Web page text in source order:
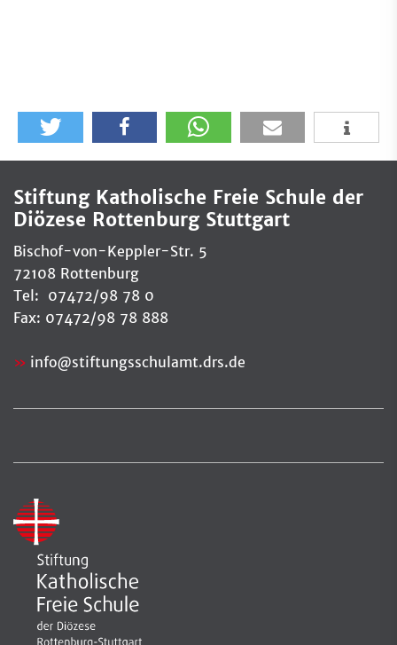
Stiftung Katholische Freie Schule der
Diözese Rottenburg Stuttgart
Bischof-von-Keppler-Str. 5
72108 Rottenburg
Tel: 07472/98 78 0
Fax: 07472/98 78 888
info@stiftungsschulamt.drs.de